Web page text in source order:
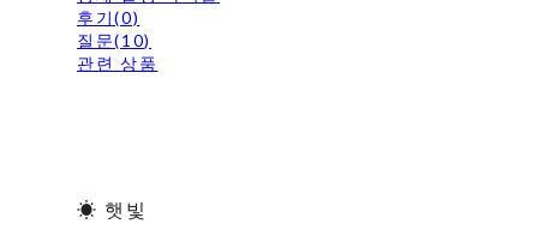
후기(0)
질문(10)
관련 상품
☀ 햇빛